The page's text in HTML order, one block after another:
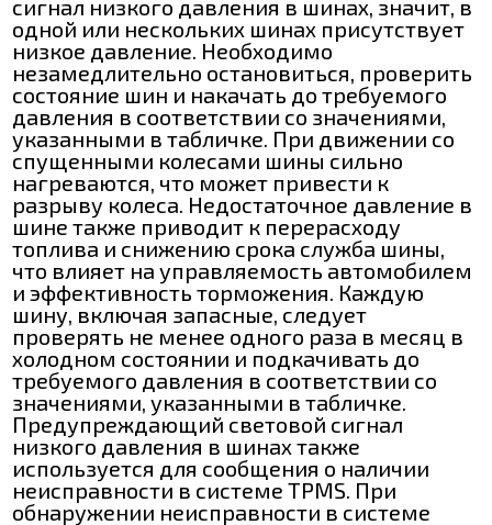
сигнал низкого давления в шинах, значит, в
одной или нескольких шинах присутствует
низкое давление. Необходимо
незамедлительно остановиться, проверить
состояние шин и накачать до требуемого
давления в соответствии со значениями,
указанными в табличке. При движении со
спущенными колесами шины сильно
нагреваются, что может привести к
разрыву колеса. Недостаточное давление в
шине также приводит к перерасходу
топлива и снижению срока служба шины,
что влияет на управляемость автомобилем
и эффективность торможения. Каждую
шину, включая запасные, следует
проверять не менее одного раза в месяц в
холодном состоянии и подкачивать до
требуемого давления в соответствии со
значениями, указанными в табличке.
Предупреждающий световой сигнал
низкого давления в шинах также
используется для сообщения о наличии
неисправности в системе TPMS. При
обнаружении неисправности в системе